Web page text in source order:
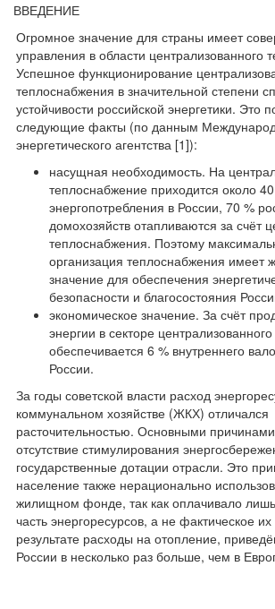
ВВЕДЕНИЕ
Огромное значение для страны имеет
управления в области централизованного
Успешное функционирование
теплоснабжения в значительной степени
устойчивости российской энергетики. Это
следующие факты (по данным
энергетического агентства [1]):
насущная необходимость. На
теплоснабжение приходится около
энергопотребления в России, 70 %
домохозяйств отапливаются за счёт
теплоснабжения. Поэтому
организация теплоснабжения имеет
значение для обеспечения
безопасности и благосо­стояния
экономическое значение. За счёт
энергии в секторе
обеспечивается 6 % внутреннего
России.
За годы советской власти расход
коммунальном хозяйстве (ЖКХ) отличался
расточительностью. Основными причинами
отсутствие стимулирования
государственные дотации отрасли. Это
население также нерационально
жилищном фонде, так как оплачивало
часть энергоресурсов, а не фактическое
результате расходы на отопление,
России в несколько раз больше, чем в